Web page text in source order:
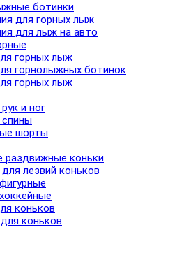
ботинки
для горных лыж
для лыж на авто
горных лыж
горнолыжных ботинок
горных лыж
и ног
шорты
раздвижные коньки
лезвий коньков
коньков
коньков